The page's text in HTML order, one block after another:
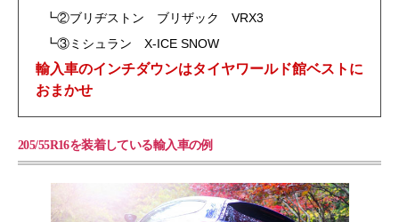
┗②ブリヂストン ブリザック VRX3
┗③ミシュラン X-ICE SNOW
輸入車のインチダウンはタイヤワールド館ベストに
おまかせ
205/55R16を装着している輸入車の例